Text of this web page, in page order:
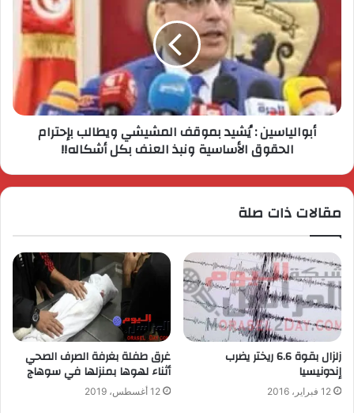
أبوالياسين : يُشيد بموقف المشيشي ويطالب بإحترام
الحقوق الأساسية ونبذ العنف بكل أشكاله!!
مقالات ذات صلة
زلزال بقوة 6.6 ريختر يضرب
إندونيسيا
12 فبراير، 2016
غرق طفلة بغرفة الصرف الصحي
أثناء لهوها بمنزلها في سوهاج
12 أغسطس، 2019